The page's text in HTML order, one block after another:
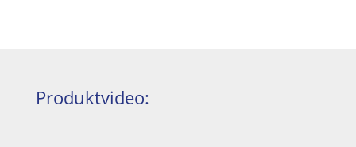
Produktvideo: